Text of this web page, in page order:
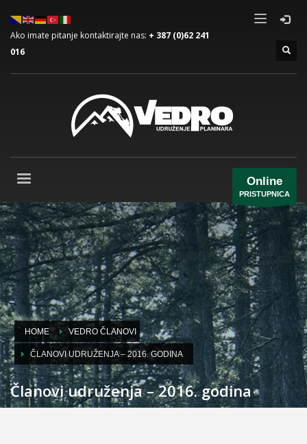
Ako imate pitanje kontaktirajte nas: + 387 (0)62 241
016
Online
PRISTUPNICA
HOME VEDRO ČLANOVI
ČLANOVI UDRUŽENJA – 2016. GODINA
Članovi udruženja – 2016. godina